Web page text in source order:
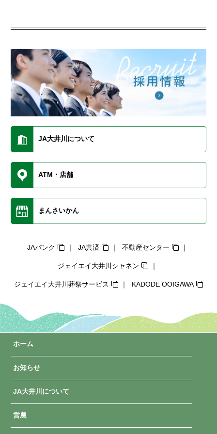
JA大井川について
ATM・店舗
まんさいかん
JAバンク JA共済 不動産センター
ジェイエイ大井川シャネン
ジェイエイ大井川葬祭サービス KADODE OOIGAWA
ホーム
お知らせ
JA大井川について
営農